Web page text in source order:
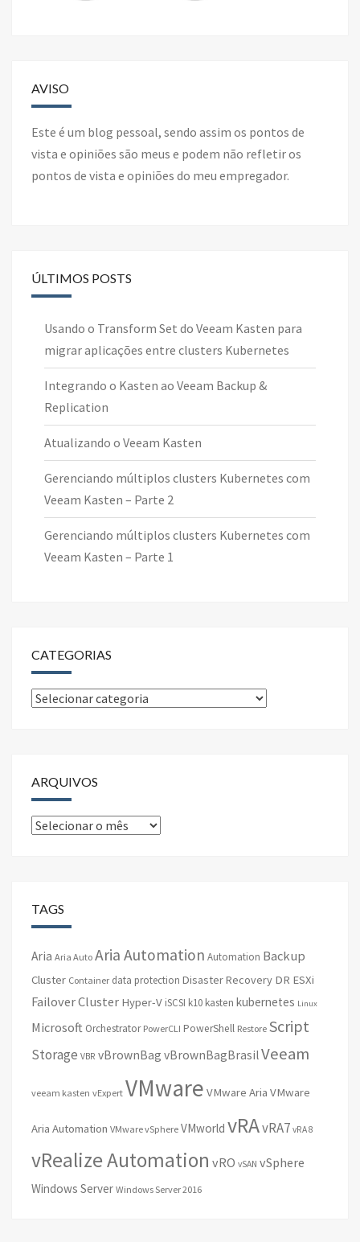
AVISO
Este é um blog pessoal, sendo assim os pontos de
vista e opiniões são meus e podem não refletir os
pontos de vista e opiniões do meu empregador.
ÚLTIMOS POSTS
Usando o Transform Set do Veeam Kasten para
migrar aplicações entre clusters Kubernetes
Integrando o Kasten ao Veeam Backup &
Replication
Atualizando o Veeam Kasten
Gerenciando múltiplos clusters Kubernetes com
Veeam Kasten – Parte 2
Gerenciando múltiplos clusters Kubernetes com
Veeam Kasten – Parte 1
CATEGORIAS
Categorias
ARQUIVOS
Arquivos
TAGS
Aria Aria Auto Aria Automation Automation Backup
Cluster Container data protection Disaster Recovery DR ESXi
Failover Cluster Hyper-V iSCSI k10 kasten kubernetes Linux
Microsoft Orchestrator PowerCLI PowerShell Restore Script
Storage VBR vBrownBag vBrownBagBrasilVeeam
veeam kasten vExpert VMware VMware Aria VMware
Aria Automation VMware vSphere VMworld vRAvRA7 vRA 8
vRealize Automation vRO vSAN vSphere
Windows Server Windows Server 2016